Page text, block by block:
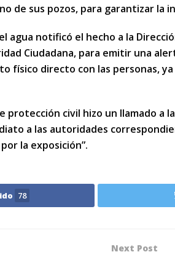
de sus pozos, para garantizar la
agua notificó el hecho a la
Ciudadana, para emitir una
físico directo con las personas,
protección civil hizo un llamado a
a las autoridades
la exposición”.
78
Next Post